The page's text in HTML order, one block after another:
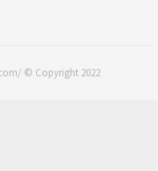
© Copyright 2022